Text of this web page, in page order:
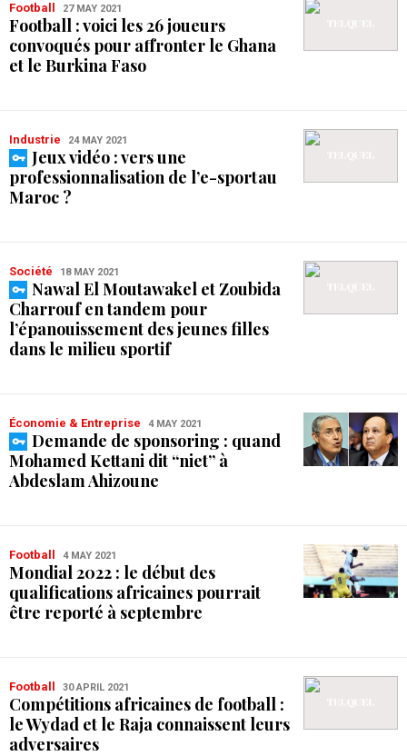
Football 27 MAY 2021
Football : voici les 26 joueurs
convoqués pour affronter le Ghana
et le Burkina Faso
Industrie 24 MAY 2021
Jeux vidéo : vers une
professionnalisation de l’e-sport au
Maroc ?
Société 18 MAY 2021
Nawal El Moutawakel et Zoubida
Charrouf en tandem pour
l’épanouissement des jeunes filles
dans le milieu sportif
Économie & Entreprise 4 MAY 2021
Demande de sponsoring : quand
Mohamed Kettani dit “niet” à
Abdeslam Ahizoune
Football 4 MAY 2021
Mondial 2022 : le début des
qualifications africaines pourrait
être reporté à septembre
Football 30 APRIL 2021
Compétitions africaines de football :
le Wydad et le Raja connaissent leurs
adversaires